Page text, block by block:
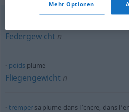
Federgewicht n
poidsplume
Fliegengewicht n
tremper sa plume dans l’encre, dans
Mehr Optionen